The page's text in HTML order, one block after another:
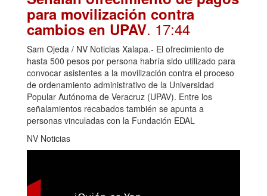
para movilización contra
cambios en UPAV. 17:44
Sam Ojeda / NV Noticias Xalapa.- El ofrecimiento de
hasta 500 pesos por persona habría sido utilizado para
convocar asistentes a la movilización contra el proceso
de ordenamiento administrativo de la Universidad
Popular Autónoma de Veracruz (UPAV). Entre los
señalamientos recabados también se apunta a
personas vinculadas con la Fundación EDAL
NV Noticias